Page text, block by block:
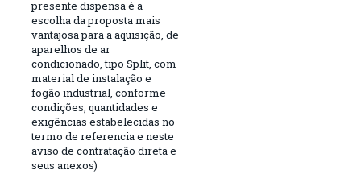
presente dispensa é a
escolha da proposta mais
vantajosa para a aquisição, de
aparelhos de ar
condicionado, tipo Split, com
material de instalação e
fogão industrial, conforme
condições, quantidades e
exigências estabelecidas no
termo de referencia e neste
aviso de contratação direta e
seus anexos)